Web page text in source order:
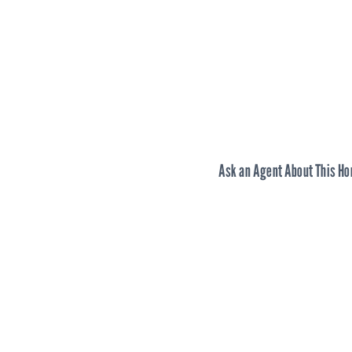
Ask an Agent About This